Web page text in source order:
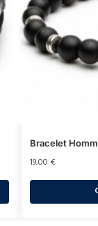
Bracelet
19,00 €